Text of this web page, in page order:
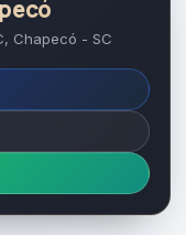
Chapecó - SC